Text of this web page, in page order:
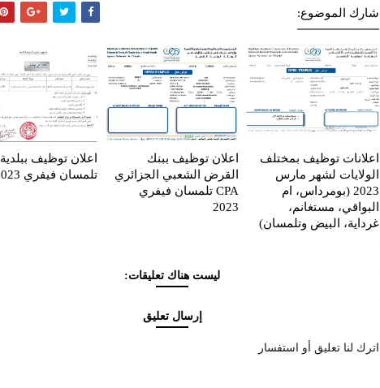
شارك الموضوع:
اعلانات توظيف بمختلف
الولايات لشهر مارس
2023 (بومرداس، ام
البواقي، مستغانم،
غرداية، البيض وتلمسان)
اعلان توظيف ببنك
القرض الشعبي الجزائري
CPA تلمسان فيفري
2023
اعلان توظيف ببلدية
تلمسان فيفري 2023
ليست هناك تعليقات:
إرسال تعليق
اترك لنا تعليق أو استفسار